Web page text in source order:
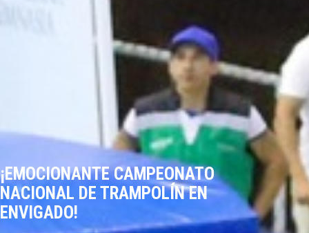
¡EMOCIONANTE CAMPEONATO
NACIONAL DE TRAMPOLÍN EN
ENVIGADO!